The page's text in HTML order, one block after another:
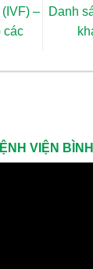
–
các
Danh
VIỆN